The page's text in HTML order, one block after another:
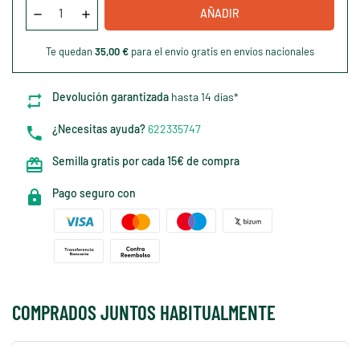
AÑADIR
Te quedan 35,00 € para el envío gratis en envíos nacionales
Devolución garantizada hasta 14 días*
¿Necesitas ayuda?622335747
Semilla gratis por cada 15€ de compra
Pago seguro con
COMPRADOS JUNTOS HABITUALMENTE